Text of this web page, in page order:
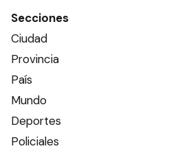
Secciones
Ciudad
Provincia
País
Mundo
Deportes
Policiales